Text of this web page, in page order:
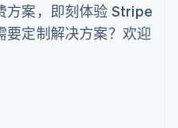
方案，即刻体验 Stripe
要定制解决方案？欢迎